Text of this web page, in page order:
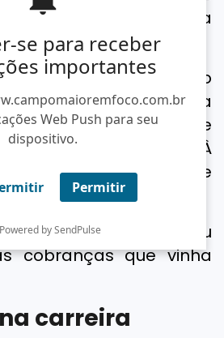
se para receber
importantes
Web Push para seu
dispositivo.
Permitir
Powered by SendPulse
'receba' chegou a
no mundo.
ano, o influencer baiano
uma pausa na
vídeos por conta de
seu empresário. À
que contratos de
sido pagos.
Luva se mostrou
cobranças que vinha
carreira